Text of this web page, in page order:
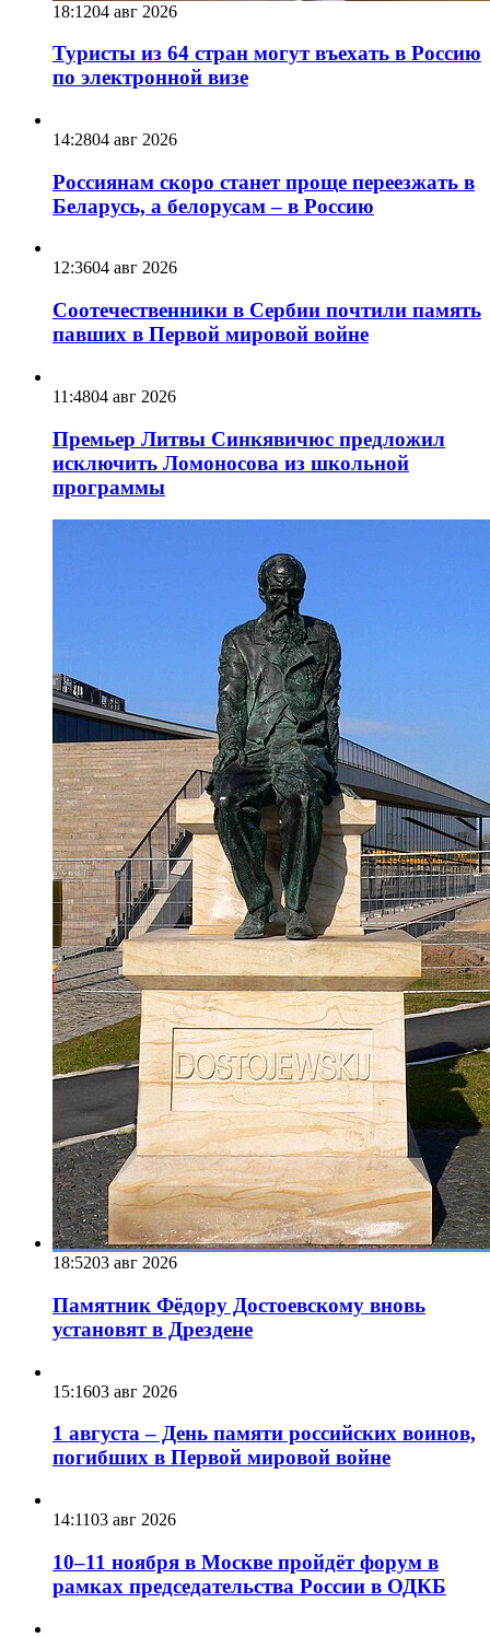
18:1204 авг 2026
Туристы из 64 стран могут въехать в Россию
по электронной визе
14:2804 авг 2026
Россиянам скоро станет проще переезжать в
Беларусь, а белорусам – в Россию
12:3604 авг 2026
Соотечественники в Сербии почтили память
павших в Первой мировой войне
11:4804 авг 2026
Премьер Литвы Синкявичюс предложил
исключить Ломоносова из школьной
программы
18:5203 авг 2026
Памятник Фёдору Достоевскому вновь
установят в Дрездене
15:1603 авг 2026
1 августа – День памяти российских воинов,
погибших в Первой мировой войне
14:1103 авг 2026
10–11 ноября в Москве пройдёт форум в
рамках председательства России в ОДКБ